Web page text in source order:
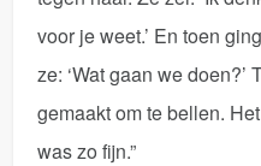
voor je weet.’ En toen
ze: ‘Wat gaan we
gemaakt om te bellen.
was zo fijn.”